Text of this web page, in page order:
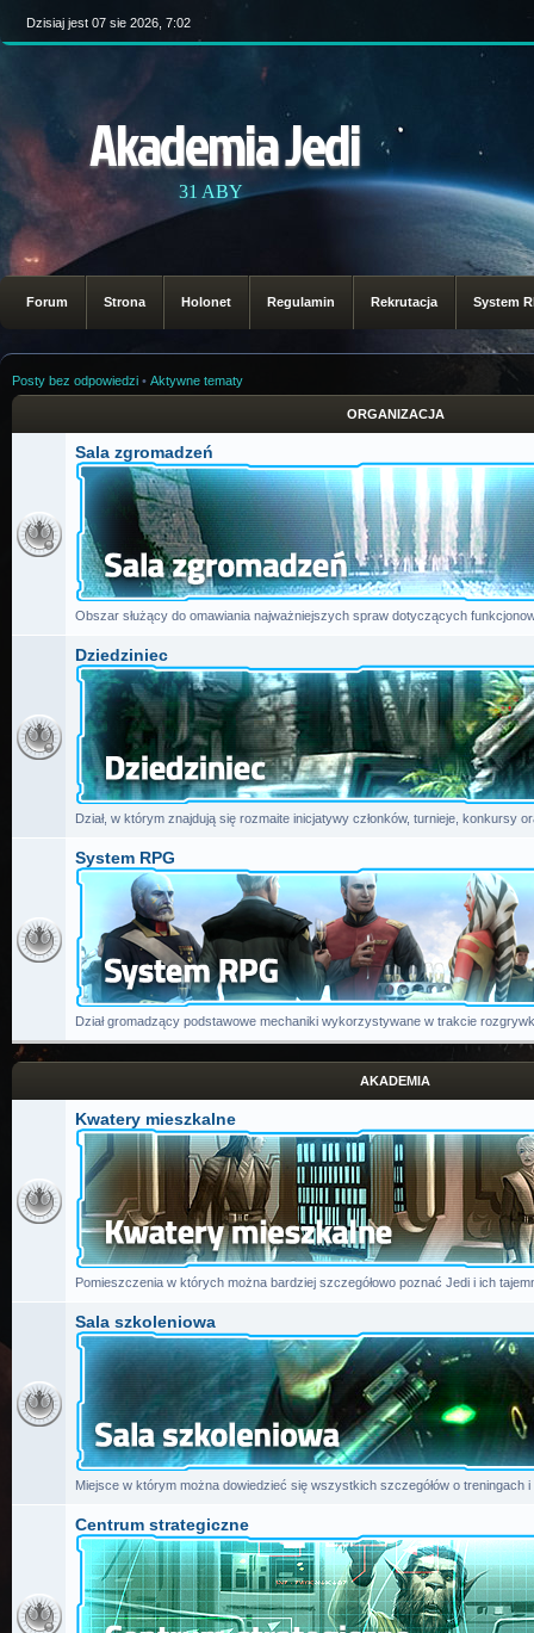
Dzisiaj jest 07 sie 2026, 7:02
Akademia Jedi
31 ABY
Forum Strona Holonet Regulamin Rekrutacja System
Posty bez odpowiedzi • Aktywne tematy
ORGANIZACJA
Sala zgromadzeń
Obszar służący do omawiania najważniejszych spraw dotyczących
Dziedziniec
Dział, w którym znajdują się rozmaite inicjatywy członków, turnieje, konkursy
System RPG
Dział gromadzący podstawowe mechaniki wykorzystywane w trakcie
AKADEMIA
Kwatery mieszkalne
Pomieszczenia w których można bardziej szczegółowo poznać Jedi i ich
Sala szkoleniowa
Miejsce w którym można dowiedzieć się wszystkich szczegółów o treningach
Centrum strategiczne